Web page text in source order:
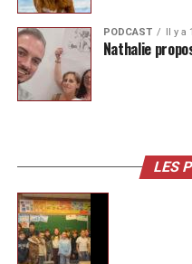
PODCAST Il y a
Nathalie
LES